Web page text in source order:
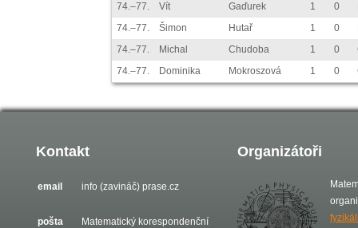
74.–77.
Vít Gaďurek 1 0
74.–77.
Šimon Hutař 1 0
74.–77.
Michal Chudoba 1 0
74.–77.
Dominika Mokroszová 1 0
Kontakt
email info (zavináč) prase.cz
pošta
Matematický korespondenční
Organizátoři